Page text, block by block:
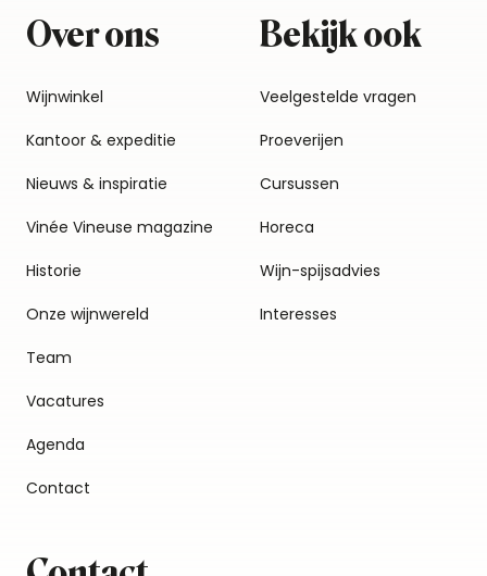
Over ons
Wijnwinkel
Kantoor & expeditie
Nieuws & inspiratie
Vinée Vineuse magazine
Historie
Onze wijnwereld
Team
Vacatures
Agenda
Contact
Bekijk ook
Veelgestelde vragen
Proeverijen
Cursussen
Horeca
Wijn-spijsadvies
Interesses